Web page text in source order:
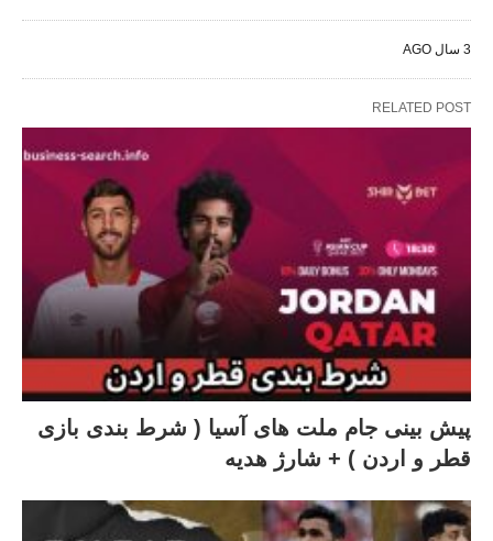
3 سال AGO
RELATED POST
پیش بینی جام ملت های آسیا ( شرط بندی بازی
قطر و اردن ) + شارژ هدیه